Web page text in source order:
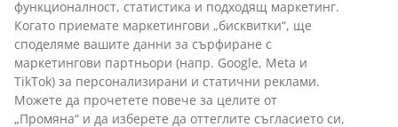
11% полиамид. С халки. 1 x Ш140 x В300 см
Артикул: 5080021
функционалност, статистика и подходящ маркетинг.
Когато приемате маркетингови „бисквитки“, ще
споделяме вашите данни за сърфиране с
маркетингови партньори (напр. Google, Meta и
TikTok) за персонализирани и статични реклами.
Можете да прочетете повече за целите от
„Промяна“ и да изберете да оттеглите съгласието си,